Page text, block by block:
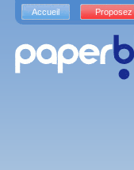
Accueil Proposez